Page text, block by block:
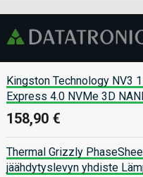
Kingston Technology NV3
Express 4.0 NVMe 3D
158,90 €
Thermal Grizzly
jäähdytyslevyn yhdiste